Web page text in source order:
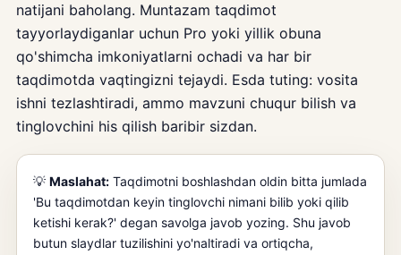
natijani baholang. Muntazam taqdimot
tayyorlaydiganlar uchun Pro yoki yillik obuna
qo'shimcha imkoniyatlarni ochadi va har bir
taqdimotda vaqtingizni tejaydi. Esda tuting: vosita
ishni tezlashtiradi, ammo mavzuni chuqur bilish va
tinglovchini his qilish baribir sizdan.
💡 Maslahat: Taqdimotni boshlashdan oldin bitta jumlada
'Bu taqdimotdan keyin tinglovchi nimani bilib yoki qilib
ketishi kerak?' degan savolga javob yozing. Shu javob
butun slaydlar tuzilishini yo'naltiradi va ortiqcha,